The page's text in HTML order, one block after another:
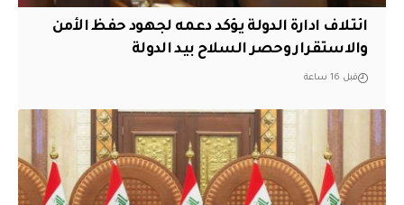
ائتلاف ادارة الدولة يؤكد دعمه لجهود حفظ الأمن
والاستقرار وحصر السلاح بيد الدولة
قبل 16 ساعة